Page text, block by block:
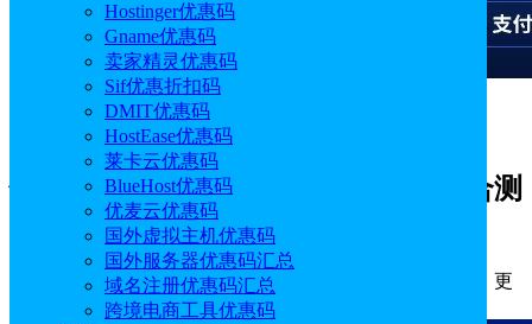
Hostinger优惠码
Gname优惠码
卖家精灵优惠码
Sif优惠折扣码
DMIT优惠码
HostEase优惠码
莱卡云优惠码
BlueHost优惠码
优麦云优惠码
国外虚拟主机优惠码
国外服务器优惠码汇总
域名注册优惠码汇总
跨境电商工具优惠码
恒创科技香港云服务器通用型方案综合测
作者: Emily 分类:评测 发布时间: 2026.01.21 17:55:04
更
新于: 2026.01.21 17:55:04